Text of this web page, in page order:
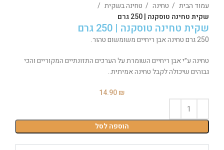
עמוד הבית טחינה
טחינה בשקית
שקית טחינה טוסקנה | 250 גרם
שקית טחינה טוסקנה | 250 גרם
250 גרם טחינה אבן ריחיים משומשום טהור.
טחינה ע״י אבן ריחיים השומרת על הערכים התזונתיים המקוריים והכי
גבוהים שיכולה לקבל טחינה אמיתית..
14.90₪
הוספה לסל